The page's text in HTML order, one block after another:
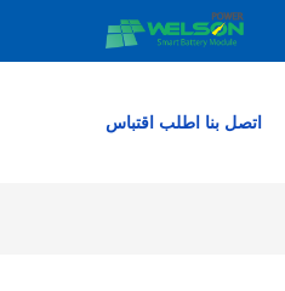
اتصل بنا اطلب اقتباس